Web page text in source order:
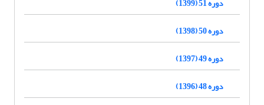
دوره 50 (1398)
دوره 49 (1397)
دوره 48 (1396)